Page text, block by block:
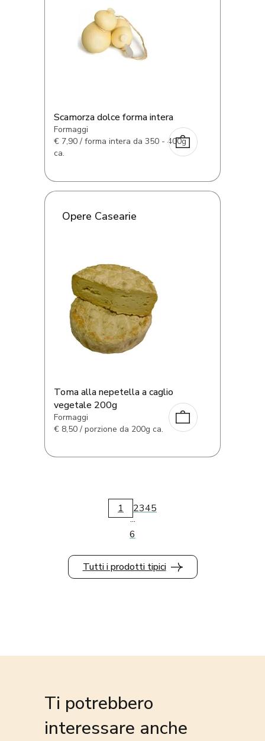
Scamorza dolce forma intera
Formaggi
€ 7,90 / forma intera da 350 - 400g
ca.
Opere Casearie
Toma alla nepetella a caglio
vegetale 200g
Formaggi
€ 8,50 / porzione da 200g ca.
1 2345
...
6
Tutti i prodotti tipici
Ti potrebbero
interessare anche